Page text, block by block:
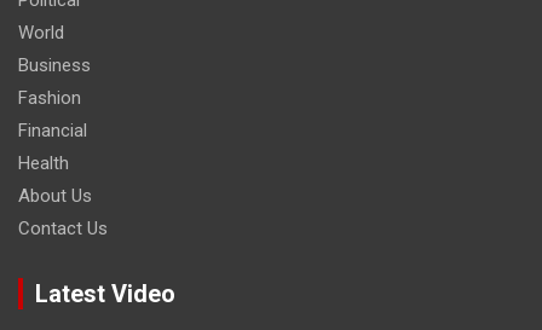
World
Business
Fashion
Financial
Health
About Us
Contact Us
Latest Video